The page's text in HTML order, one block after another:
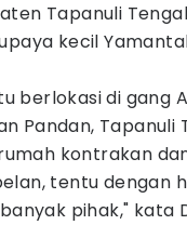
Tapanuli
kecil
berlokasi di gang
Pandan, Tapanuli
kontrakan
tentu dengan
pihak," kata